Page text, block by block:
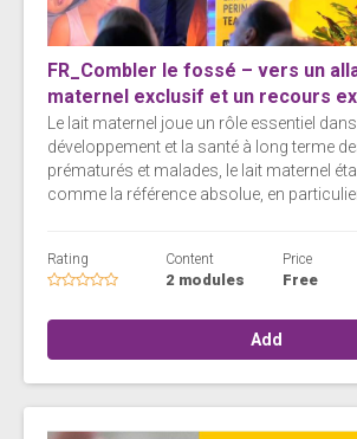
FR_Combler le fossé – vers un
maternel exclusif et un recours
Le lait maternel joue un rôle essentiel
développement et la santé à long terme
prématurés et malades, le lait maternel
comme la référence absolue, en particulier
Rating Content
2 modules
Price
Free
Add